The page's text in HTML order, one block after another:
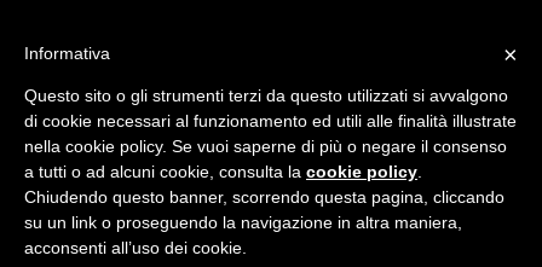
Circolo
Statuto e
Regolamenti
Storia
Ormeggi
Sede e Servizi
Attività
Safeguarding
×
Informativa
Questo sito o gli strumenti terzi da questo utilizzati si avvalgono
di cookie necessari al funzionamento ed utili alle finalità illustrate
nella cookie policy. Se vuoi saperne di più o negare il consenso
a tutti o ad alcuni cookie, consulta la cookie policy
Chiudendo questo banner, scorrendo questa pagina, cliccando
su un link o proseguendo la navigazione in altra maniera,
acconsenti all’uso dei cookie.